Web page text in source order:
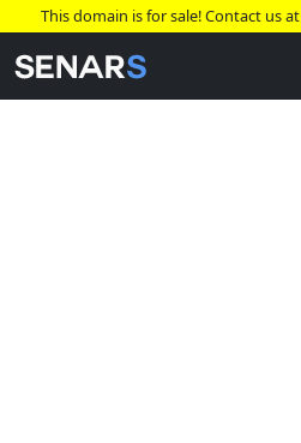
This domain is for sale! Contact us at